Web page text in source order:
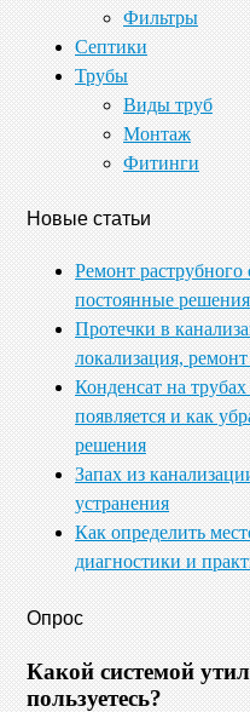
Фильтры
Септики
Трубы
Виды труб
Монтаж
Фитинги
Новые статьи
Ремонт
постоянные решения
Протечки в
локализация,
Конденсат на
появляется и как
решения
Запах из
устранения
Как определить
диагностики и
Опрос
Какой системой
пользуетесь?